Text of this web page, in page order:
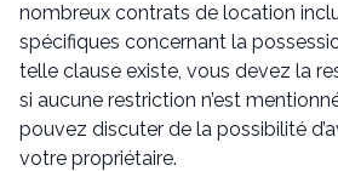
nombreux contrats de location
spécifiques concernant la
telle clause existe, vous devez la
si aucune restriction n’est
pouvez discuter de la possibilité
votre propriétaire.